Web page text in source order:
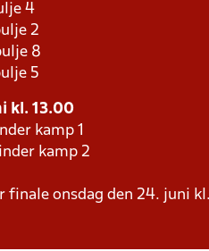
4
2
8
5
kl. 13.00
kamp 1
kamp 2
onsdag den 24. juni